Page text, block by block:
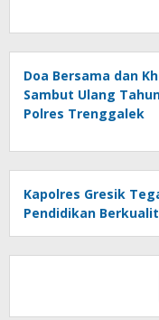
Doa Bersama dan
Sambut Ulang
Polres Trenggalek
Kapolres Gresik
Pendidikan